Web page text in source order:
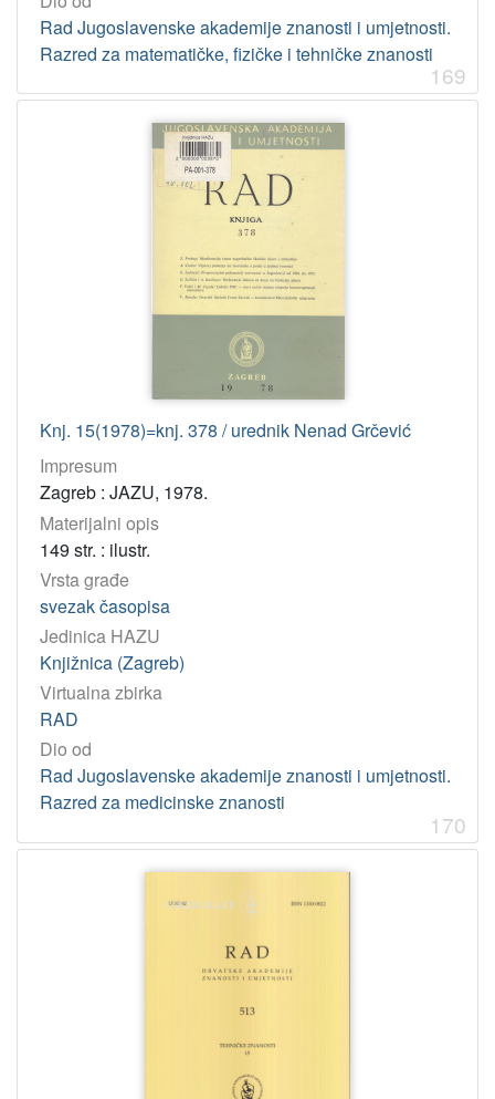
Rad Jugoslavenske akademije znanosti i umjetnosti.
Razred za matematičke, fizičke i tehničke znanosti
169
Knj. 15(1978)=knj. 378 / urednik Nenad Grčević
Impresum
Zagreb : JAZU, 1978.
Materijalni opis
149 str. : ilustr.
Vrsta građe
svezak časopisa
Jedinica HAZU
Knjižnica (Zagreb)
Virtualna zbirka
RAD
Dio od
Rad Jugoslavenske akademije znanosti i umjetnosti.
Razred za medicinske znanosti
170